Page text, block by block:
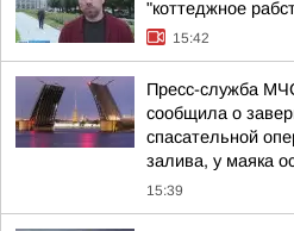
"коттеджное
15:42
Пресс-служба
сообщила о
спасательной
залива, у маяка
15:39